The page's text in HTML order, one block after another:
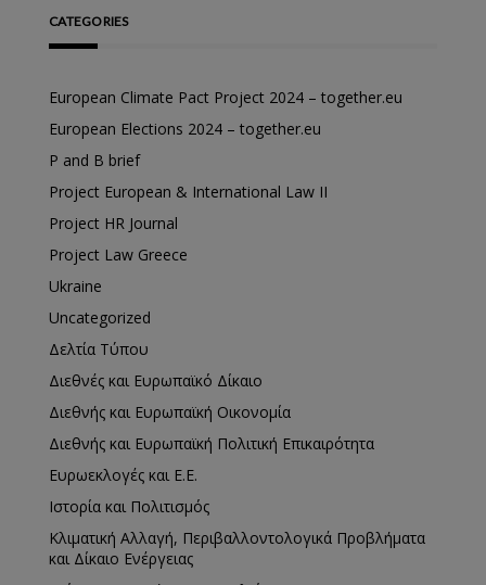
CATEGORIES
European Climate Pact Project 2024 – together.eu
European Elections 2024 – together.eu
P and B brief
Project European & International Law II
Project HR Journal
Project Law Greece
Ukraine
Uncategorized
Δελτία Τύπου
Διεθνές και Ευρωπαϊκό Δίκαιο
Διεθνής και Ευρωπαϊκή Οικονομία
Διεθνής και Ευρωπαϊκή Πολιτική Επικαιρότητα
Ευρωεκλογές και Ε.Ε.
Ιστορία και Πολιτισμός
Κλιματική Αλλαγή, Περιβαλλοντολογικά Προβλήματα
και Δίκαιο Ενέργειας